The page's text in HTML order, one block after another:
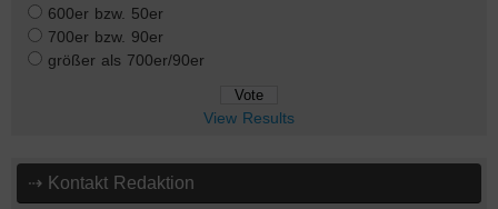
600er bzw. 50er
700er bzw. 90er
größer als 700er/90er
View Results
⇢ Kontakt Redaktion